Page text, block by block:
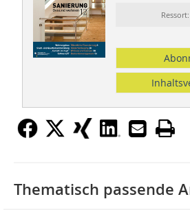
Thematisch passende